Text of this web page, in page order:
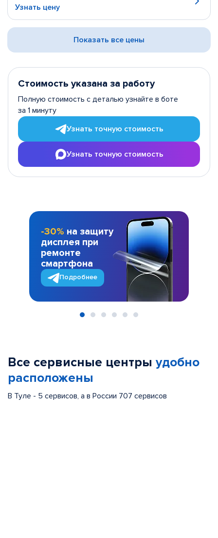
Узнать цену
Показать все цены
Стоимость указана за работу
Полную стоимость с деталью узнайте в боте
за 1 минуту
Узнать точную стоимость
Узнать точную стоимость
-30% на защиту
дисплея при
ремонте
смартфона
Подробнее
Все сервисные центры удобно
расположены
В Туле - 5 сервисов, а в России 707 сервисов